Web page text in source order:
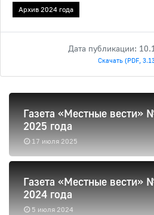
Архив 2024 года
Дата публикации:
Скачать (PDF,
17 июля 2025
Газета «Местные вести»
2025 года
5 июля 2024
Газета «Местные вести»
2024 года